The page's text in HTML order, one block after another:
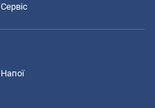
Сервіс
Напої